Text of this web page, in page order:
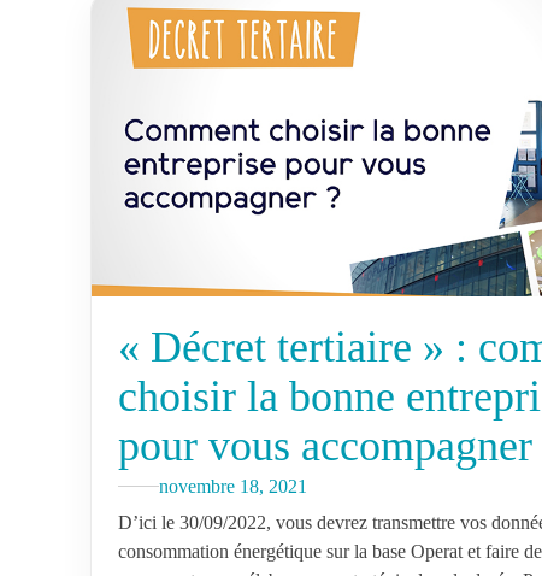
« Décret tertiaire » :
choisir la bonne
pour vous accompagner
novembre 18, 2021
D’ici le 30/09/2022, vous devrez transmettre vos
consommation énergétique sur la base Operat et faire